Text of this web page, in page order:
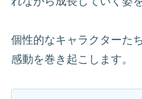
個性的なキャラクターた
感動を巻き起こします。